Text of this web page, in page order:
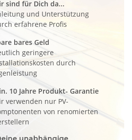
sind für Dich da...
und Unterstützung
erfahrene Profis
bares Geld
geringere
durch
10 Jahre Produkt- Garantie
verwenden nur PV-
von renomierten